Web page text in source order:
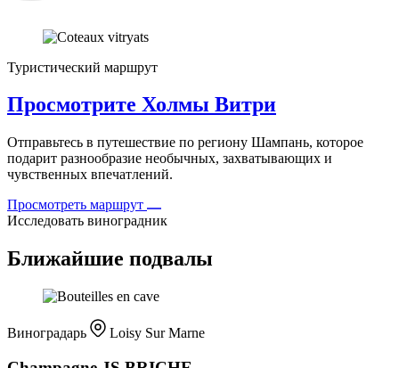
Туристический маршрут
Просмотрите Холмы Витри
Отправьтесь в путешествие по региону Шампань, которое
подарит разнообразие необычных, захватывающих и
чувственных впечатлений.
Просмотреть маршрут
Исследовать виноградник
Ближайшие подвалы
Виноградарь Loisy Sur Marne